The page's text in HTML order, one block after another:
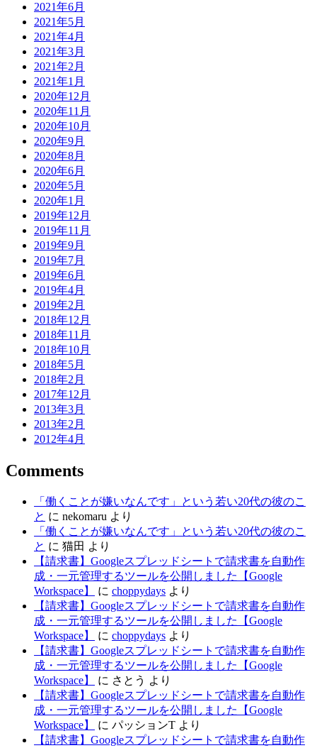
2021年6月
2021年5月
2021年4月
2021年3月
2021年2月
2021年1月
2020年12月
2020年11月
2020年10月
2020年9月
2020年8月
2020年6月
2020年5月
2020年1月
2019年12月
2019年11月
2019年9月
2019年7月
2019年6月
2019年4月
2019年2月
2018年12月
2018年11月
2018年10月
2018年5月
2018年2月
2017年12月
2013年3月
2013年2月
2012年4月
Comments
「働くことが嫌いなんです」という若い20代の彼のこ
と に nekomaru より
「働くことが嫌いなんです」という若い20代の彼のこ
と に 猫田 より
【請求書】Googleスプレッドシートで請求書を自動作
成・一元管理するツールを公開しました【Google
Workspace】
に choppydays より
【請求書】Googleスプレッドシートで請求書を自動作
成・一元管理するツールを公開しました【Google
Workspace】
に choppydays より
【請求書】Googleスプレッドシートで請求書を自動作
成・一元管理するツールを公開しました【Google
Workspace】
に さとう より
【請求書】Googleスプレッドシートで請求書を自動作
成・一元管理するツールを公開しました【Google
Workspace】
に パッションT より
【請求書】Googleスプレッドシートで請求書を自動作